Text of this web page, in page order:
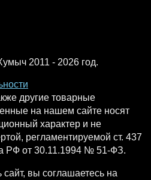
2011 - 2026 год.
другие товарные
на нашем сайте носят
характер и не
регламентируемой ст. 437
РФ от 30.11.1994 № 51-ФЗ.
вы соглашаетесь на